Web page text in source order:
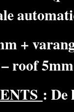
+
roof
: De